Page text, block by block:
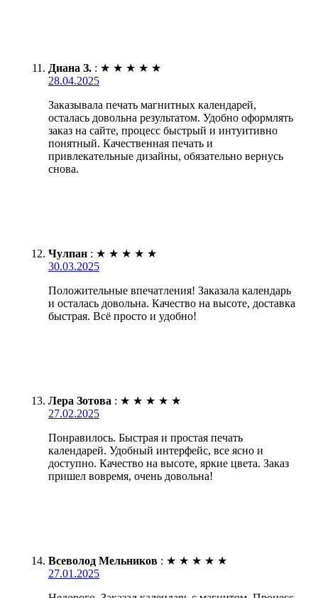
Диана З. : ★ ★ ★ ★ ★
28.04.2025
Заказывала печать магнитных календарей,
осталась довольна результатом. Удобно оформлять
заказ на сайте, процесс быстрый и интуитивно
понятный. Качественная печать и
привлекательные дизайны, обязательно вернусь
снова.
Чулпан : ★ ★ ★ ★ ★
30.03.2025
Положительные впечатления! Заказала календарь
и осталась довольна. Качество на высоте, доставка
быстрая. Всё просто и удобно!
Лера Зотова : ★ ★ ★ ★ ★
27.02.2025
Понравилось. Быстрая и простая печать
календарей. Удобный интерфейс, все ясно и
доступно. Качество на высоте, яркие цвета. Заказ
пришел вовремя, очень довольна!
Всеволод Мельников : ★ ★ ★ ★ ★
27.01.2025